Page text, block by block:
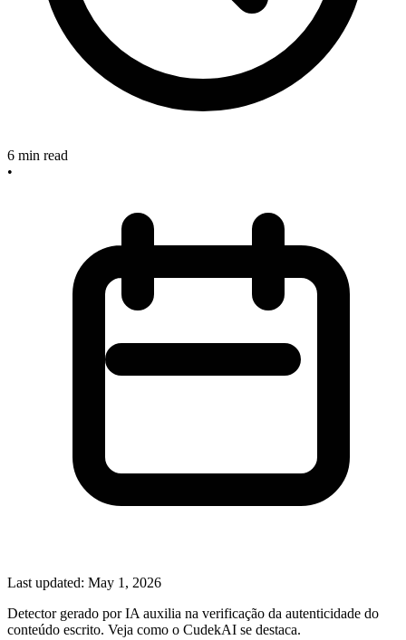
6 min read
•
Last updated: May 1, 2026
Detector gerado por IA auxilia na verificação da autenticidade do
conteúdo escrito. Veja como o CudekAI se destaca.